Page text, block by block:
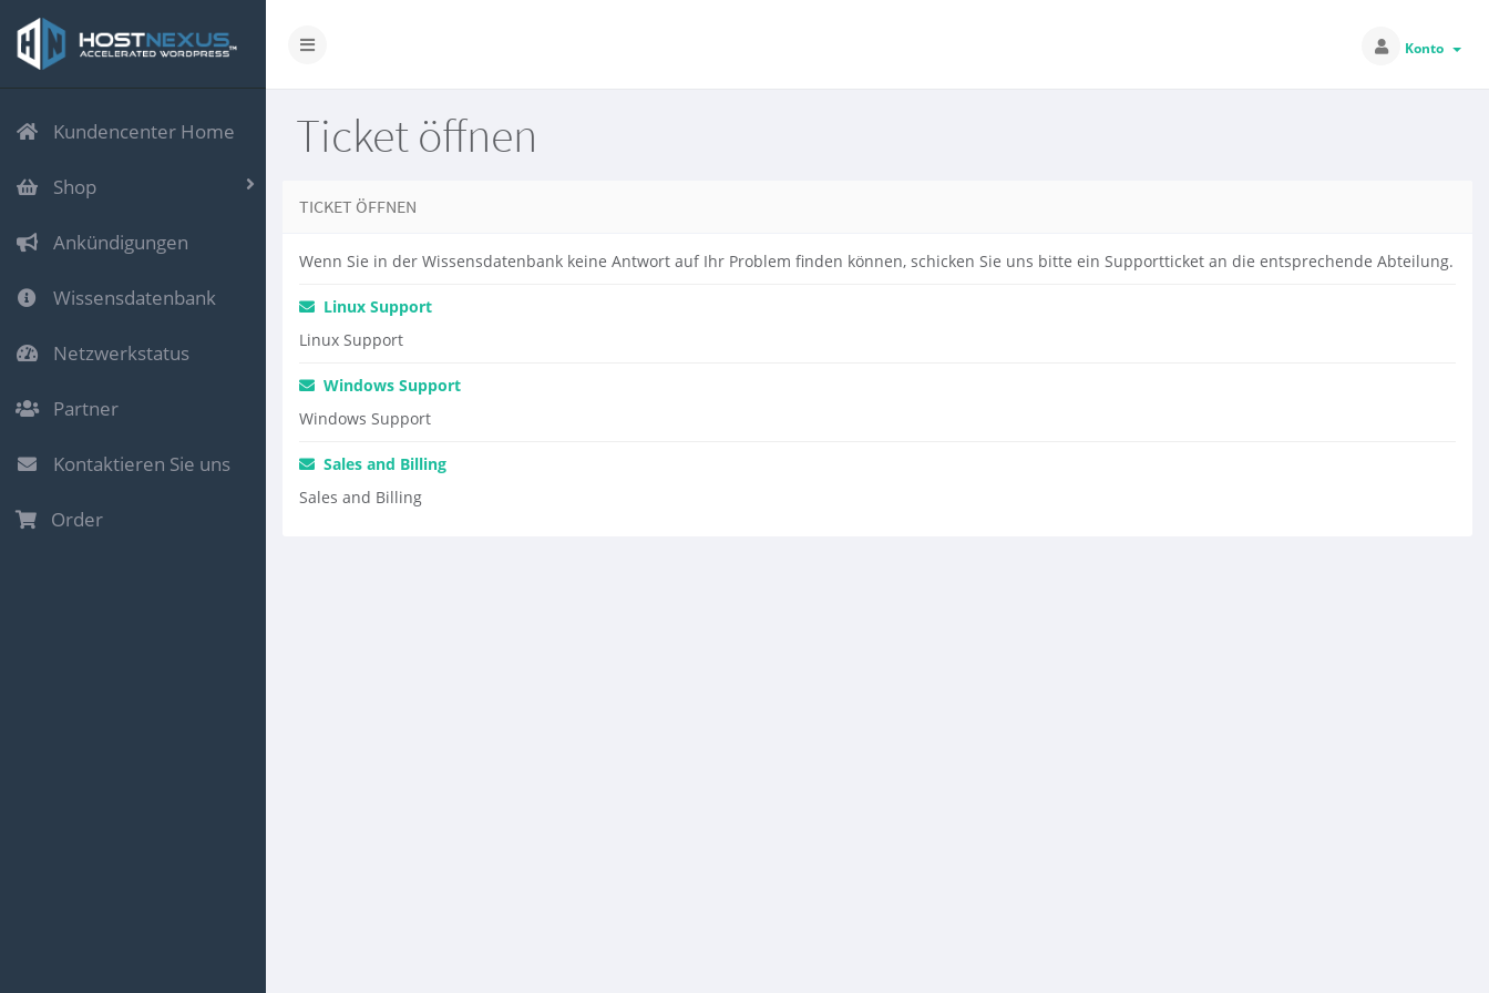
Konto
Kundencenter Home
Shop
Ankündigungen
Wissensdatenbank
Netzwerkstatus
Partner
Kontaktieren Sie uns
Order
Ticket öffnen
TICKET ÖFFNEN
Wenn Sie in der Wissensdatenbank keine Antwort auf Ihr Problem finden können, schicken Sie uns bitte ein Supportticket an die entsprechende Abteilung.
Linux Support
Linux Support
Windows Support
Windows Support
Sales and Billing
Sales and Billing